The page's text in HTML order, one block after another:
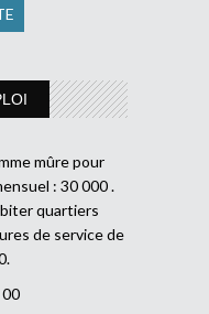
mûre pour
: 30 000 .
quartiers
de service de